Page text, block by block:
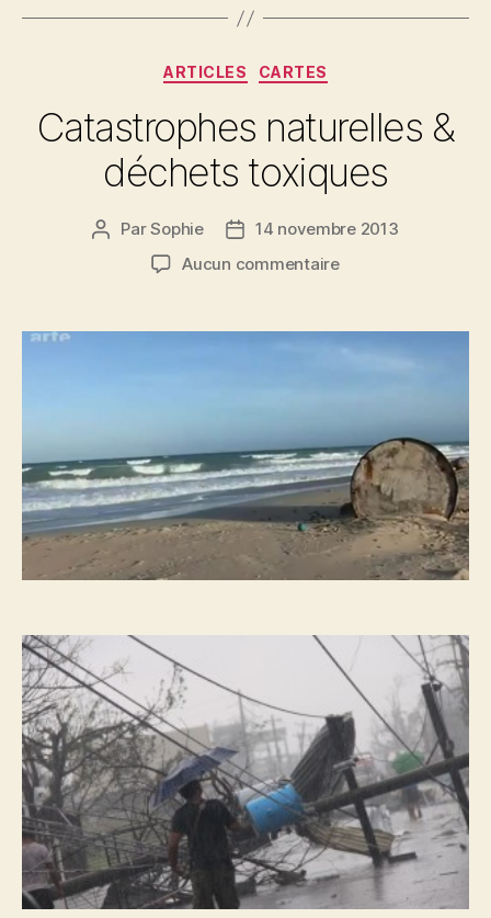
vide
Catégories
ARTICLES CARTES
Catastrophes naturelles &
déchets toxiques
Auteur
l’article
ParSophie
Date14 novembre 2013
Aucun commentairesur
&
déchets